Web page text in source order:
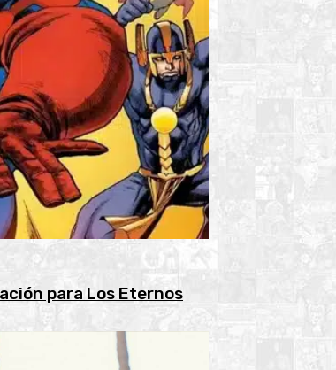
para Los Eternos